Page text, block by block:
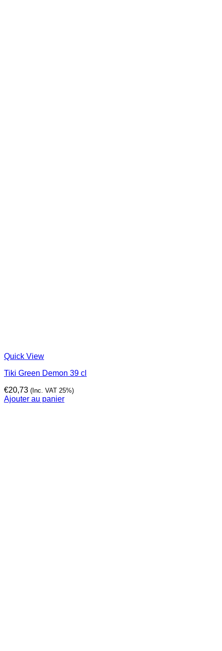
Quick View
Tiki Green Demon 39 cl
€20,73 (Inc. VAT 25%)
Ajouter au panier